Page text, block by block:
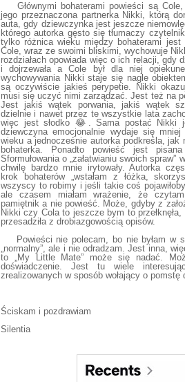
Głównymi bohaterami powieści są
jego przeznaczona partnerka Nikki, którą
auta, gdy dziewczynka jest jeszcze
którego autorka gęsto się tłumaczy
tylko różnica wieku między bohaterami jest
Cole, wraz ze swoimi bliskimi, wychowuje
rozdziałach opowiada więc o ich relacji, gdy
i dojrzewała a Cole był dla niej
wychowywania Nikki staje się nagle
są oczywiście jakieś perypetie. Nikki
musi się uczyć nimi zarządzać. Jest też na
Jest jakiś wątek porwania, jakiś wątek
dzielnie i nawet przez te wszystkie lata
więc jest słodko 😂. Sama postać Nikki
dziewczyna emocjonalnie wydaje się
wieku a jednocześnie autorka podkreśla, jak
bohaterka. Ponadto powieść jest
Sformułowania o „załatwianiu swoich
chwilę bardzo mnie irytowały. Autorka
krok bohaterów „wstałam z łóżka,
wszyscy to robimy i jeśli takie coś
ale czasem miałam wrażenie, że
pamiętnik a nie powieść. Może, gdyby z
Nikki czy Cola to jeszcze bym to
przesadziła z drobiazgowością opisów.
Powieści nie polecam, bo nie byłam w
„normalny”, ale i nie odradzam. Jest inna,
to „My Little Mate” może się nadać.
doświadczenie. Jest tu wiele
zrealizowanych w sposób wołający o pomstę
Ściskam i pozdrawiam
Silentia